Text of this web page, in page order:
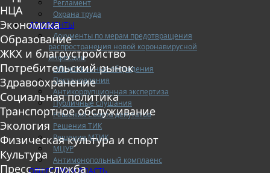
Регламент
Охрана труда
ДОКУМЕНТЫ
Документы по мерам предотвращения
распространения новой коронавирусной
инфекции
Общественные обсуждения
Постановления
Антикоррупционная экспертиза
Публичные слушания
Решения Совета депутатов
Решения ТИК
Решения МТИК
МЦУР
Антимонопольный комплаенс
ОБЩЕСТВО И ВЛАСТЬ
НЦА
Экономика
Образование
ЖКХ и благоустройство
Потребительский рынок
Здравоохранение
Социальная политика
Транспортное обслуживание
Экология
Физическая культура и спорт
Культура
Пресс — служба